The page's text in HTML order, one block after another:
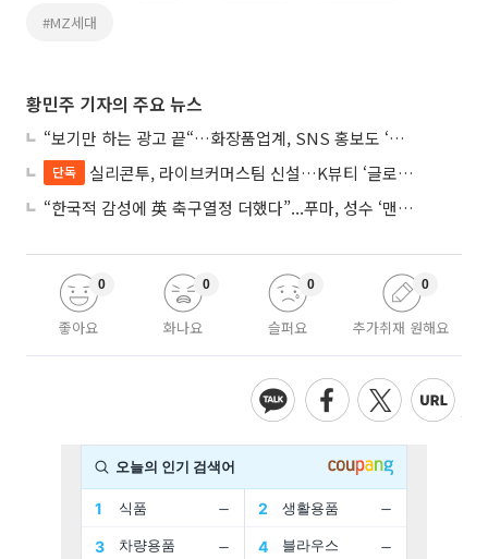
#MZ세대
황민주 기자의 주요 뉴스
“보기만 하는 광고 끝“…화장품업계, SNS 홍보도 ‘참여형 콘텐츠’로 변모
단독
실리콘투, 라이브커머스팀 신설…K뷰티 ‘글로벌 판매망’ 확대 속도
“한국적 감성에 英 축구열정 더했다”...푸마, 성수 ‘맨시티 하우스’ 팝업
좋아요
0
화나요
0
슬퍼요
0
추가취재 원해요
0